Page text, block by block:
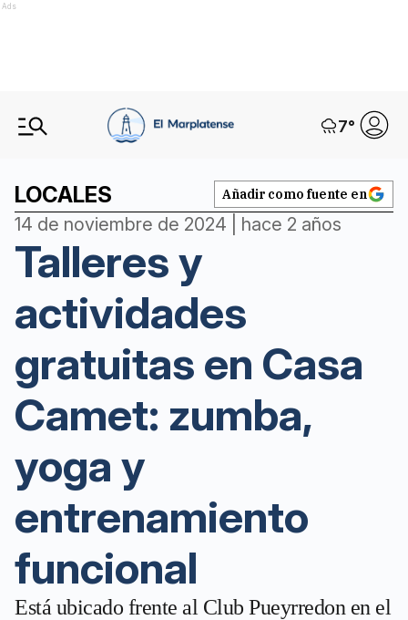
Ads
7°
LOCALES Añadir como fuente en
14 de noviembre de 2024 | hace 2 años
Talleres y
actividades
gratuitas en Casa
Camet: zumba,
yoga y
entrenamiento
funcional
Está ubicado frente al Club Pueyrredon en el